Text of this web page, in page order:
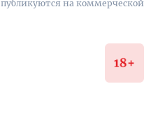
публикуются на коммерческой